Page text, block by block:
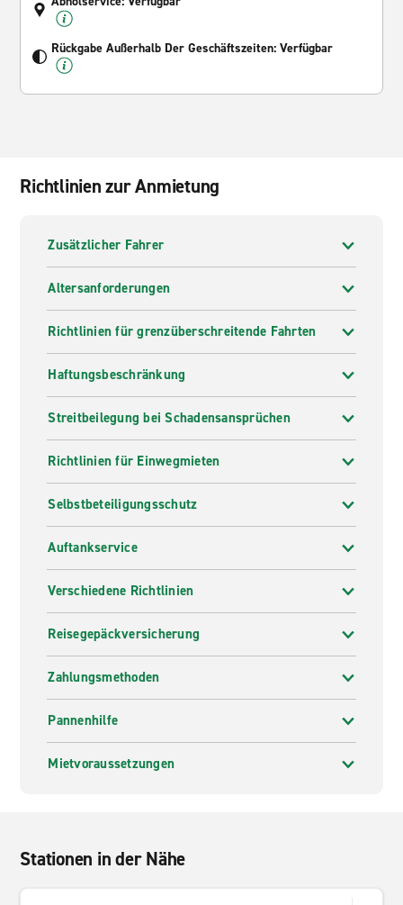
Rückgabe Außerhalb Der Geschäftszeiten: Verfügbar
Richtlinien zur Anmietung
Zusätzlicher Fahrer
Altersanforderungen
Richtlinien für grenzüberschreitende Fahrten
Haftungsbeschränkung
Streitbeilegung bei Schadensansprüchen
Richtlinien für Einwegmieten
Selbstbeteiligungsschutz
Auftankservice
Verschiedene Richtlinien
Reisegepäckversicherung
Zahlungsmethoden
Pannenhilfe
Mietvoraussetzungen
Stationen in der Nähe